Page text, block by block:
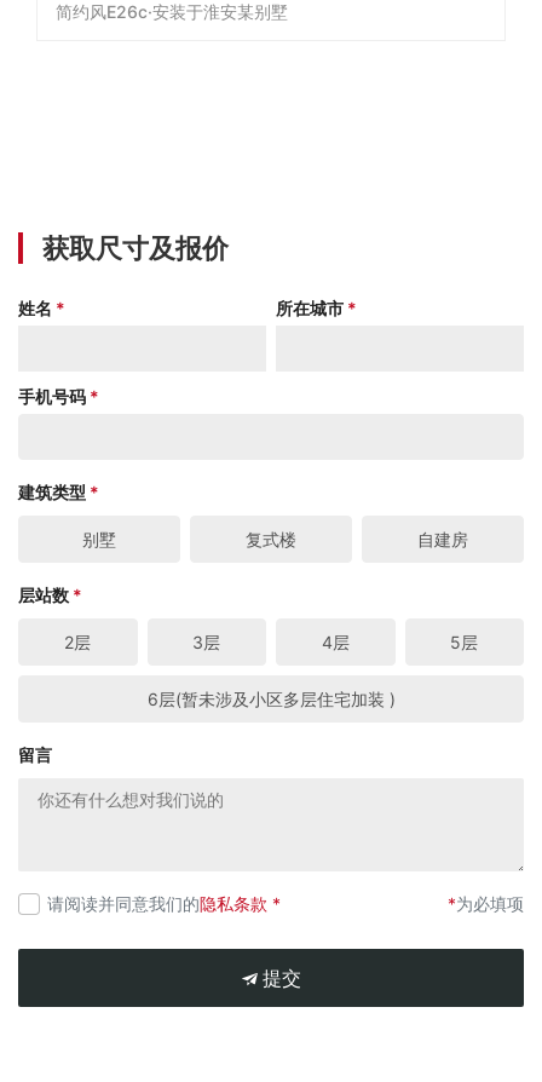
简约风E26c·安装于淮安某别墅
获取尺寸及报价
姓名 * 所在城市 *
手机号码 *
建筑类型 *
别墅 复式楼 自建房
层站数 *
2层 3层 4层 5层
6层(暂未涉及小区多层住宅加装 )
留言
请阅读并同意我们的隐私条款 * *为必填项
提交